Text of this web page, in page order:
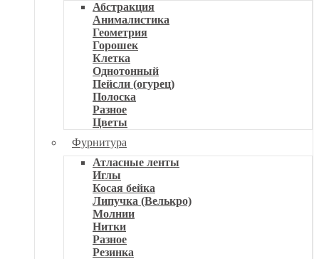
Абстракция
Анималистика
Геометрия
Горошек
Клетка
Однотонный
Пейсли (огурец)
Полоска
Разное
Цветы
Фурнитура
Атласные ленты
Иглы
Косая бейка
Липучка (Велькро)
Молнии
Нитки
Разное
Резинка